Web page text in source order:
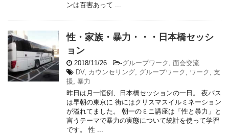
ンは百害あって ...
性・家族・暴力・・・日本橋セッシ
ョン
2018/11/26 -グループワーク , 面会交流
DV, カウンセリング, グループワーク , ワーク , 支
援, 暴力
昨日は月一恒例、日本橋セッションの一日。 夜バス
は早朝の東京に 街にはクリスマスイルミネーション
が溢れてました。 朝一のミニ講座は「性と暴力」と
言うテーマで暴力の実態について統計を使って学習
です。 性 ...